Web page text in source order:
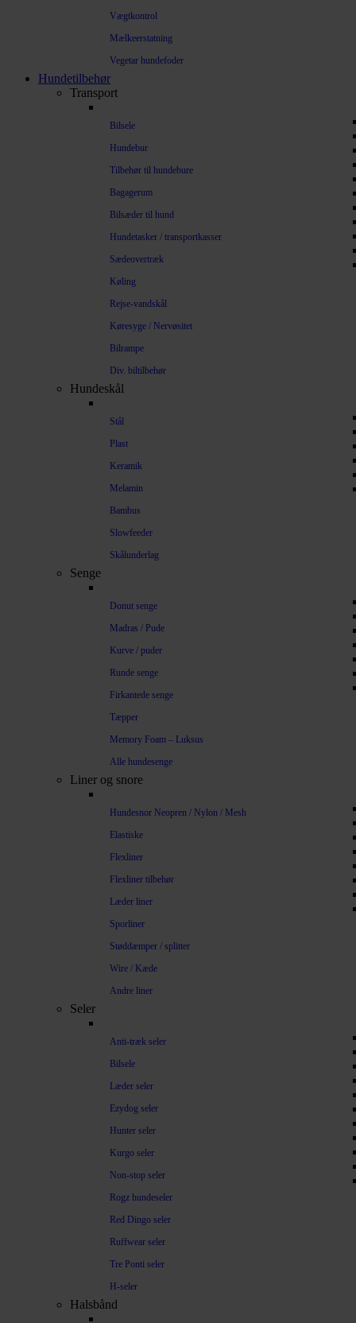
Vægtkontrol
Mælkeerstatning
Vegetar hundefoder
Hundetilbehør
Transport
Bilsele
Hundebur
Tilbehør til hundebure
Bagagerum
Bilsæder til hund
Hundetasker / transportkasser
Sædeovertræk
Køling
Rejse-vandskål
Køresyge / Nervøsitet
Bilrampe
Div. biltilbehør
Hundeskål
Stål
Plast
Keramik
Melamin
Bambus
Slowfeeder
Skålunderlag
Senge
Donut senge
Madras / Pude
Kurve / puder
Runde senge
Firkantede senge
Tæpper
Memory Foam – Luksus
Alle hundesenge
Liner og snore
Hundesnor Neopren / Nylon / Mesh
Elastiske
Flexliner
Flexliner tilbehør
Læder liner
Sporliner
Støddæmper / splitter
Wire / Kæde
Andre liner
Seler
Anti-træk seler
Bilsele
Læder seler
Ezydog seler
Hunter seler
Kurgo seler
Non-stop seler
Rogz hundeseler
Red Dingo seler
Ruffwear seler
Tre Ponti seler
H-seler
Halsbånd